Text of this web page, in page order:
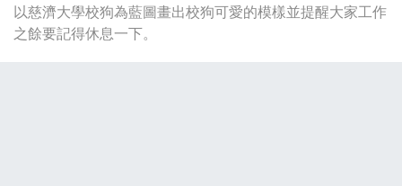
以慈濟大學校狗為藍圖畫出校狗可愛的模樣並提醒大家工作
之餘要記得休息一下。